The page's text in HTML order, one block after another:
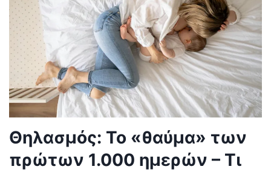
Θηλασμός: Το «θαύμα» των
πρώτων 1.000 ημερών – Τι